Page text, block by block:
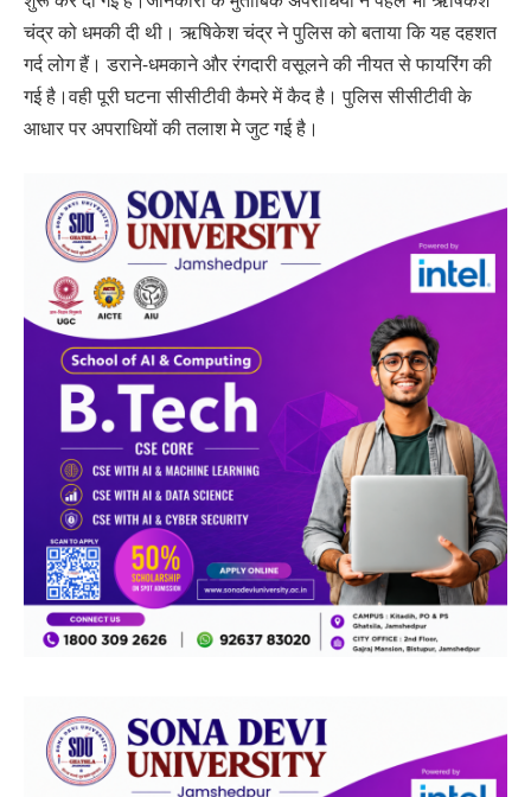
चंद्र को धमकी दी थी। ऋषिकेश चंद्र ने पुलिस को बताया कि यह दहशत
गर्द लोग हैं। डराने-धमकाने और रंगदारी वसूलने की नीयत से फायरिंग की
गई है।वही पूरी घटना सीसीटीवी कैमरे में कैद है। पुलिस सीसीटीवी के
आधार पर अपराधियों की तलाश मे जुट गई है।